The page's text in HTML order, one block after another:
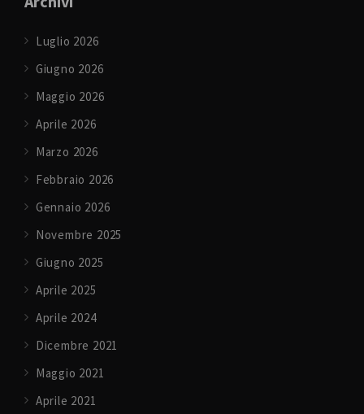
Luglio 2026
Giugno 2026
Maggio 2026
Aprile 2026
Marzo 2026
Febbraio 2026
Gennaio 2026
Novembre 2025
Giugno 2025
Aprile 2025
Aprile 2024
Dicembre 2021
Maggio 2021
Aprile 2021